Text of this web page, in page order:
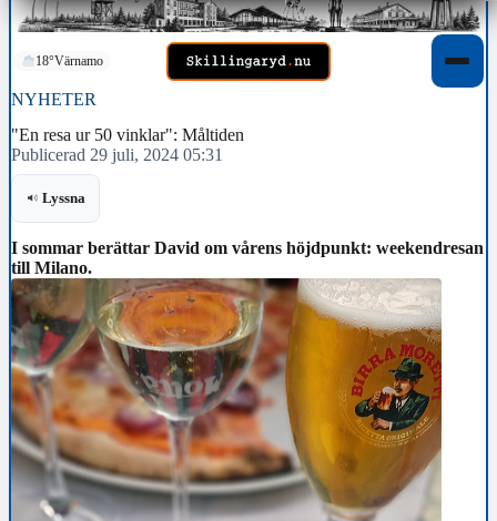
18°Värnamo
NYHETER
"En resa ur 50 vinklar": Måltiden
Publicerad 29 juli, 2024 05:31
Lyssna
I sommar berättar David om vårens höjdpunkt: weekendresan
till Milano.